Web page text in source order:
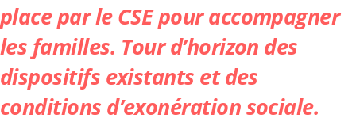
place par le CSE pour accompagner
les familles. Tour d’horizon des
dispositifs existants et des
conditions d’exonération sociale.